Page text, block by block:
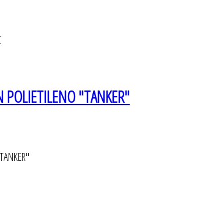
POLIETILENO "TANKER"